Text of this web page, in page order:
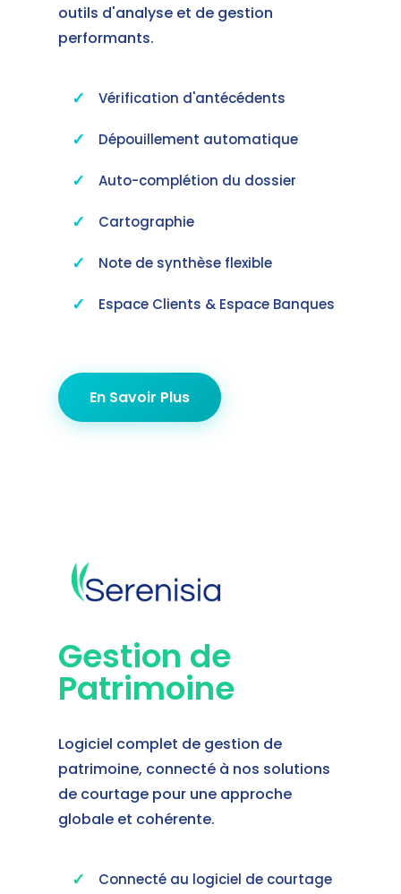
outils d'analyse et de gestion
performants.
Vérification d'antécédents
Dépouillement automatique
Auto-complétion du dossier
Cartographie
Note de synthèse flexible
Espace Clients & Espace Banques
En Savoir Plus
Gestion de
Patrimoine
Logiciel complet de gestion de
patrimoine, connecté à nos solutions
de courtage pour une approche
globale et cohérente.
Connecté au logiciel de courtage